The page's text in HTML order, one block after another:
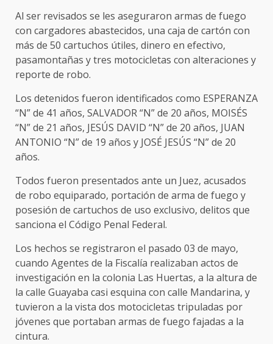
Al ser revisados se les aseguraron armas de fuego
con cargadores abastecidos, una caja de cartón con
más de 50 cartuchos útiles, dinero en efectivo,
pasamontañas y tres motocicletas con alteraciones y
reporte de robo.
Los detenidos fueron identificados como ESPERANZA
“N” de 41 años, SALVADOR “N” de 20 años, MOISÉS
“N” de 21 años, JESÚS DAVID “N” de 20 años, JUAN
ANTONIO “N” de 19 años y JOSÉ JESÚS “N” de 20
años.
Todos fueron presentados ante un Juez, acusados
de robo equiparado, portación de arma de fuego y
posesión de cartuchos de uso exclusivo, delitos que
sanciona el Código Penal Federal.
Los hechos se registraron el pasado 03 de mayo,
cuando Agentes de la Fiscalía realizaban actos de
investigación en la colonia Las Huertas, a la altura de
la calle Guayaba casi esquina con calle Mandarina, y
tuvieron a la vista dos motocicletas tripuladas por
jóvenes que portaban armas de fuego fajadas a la
cintura.